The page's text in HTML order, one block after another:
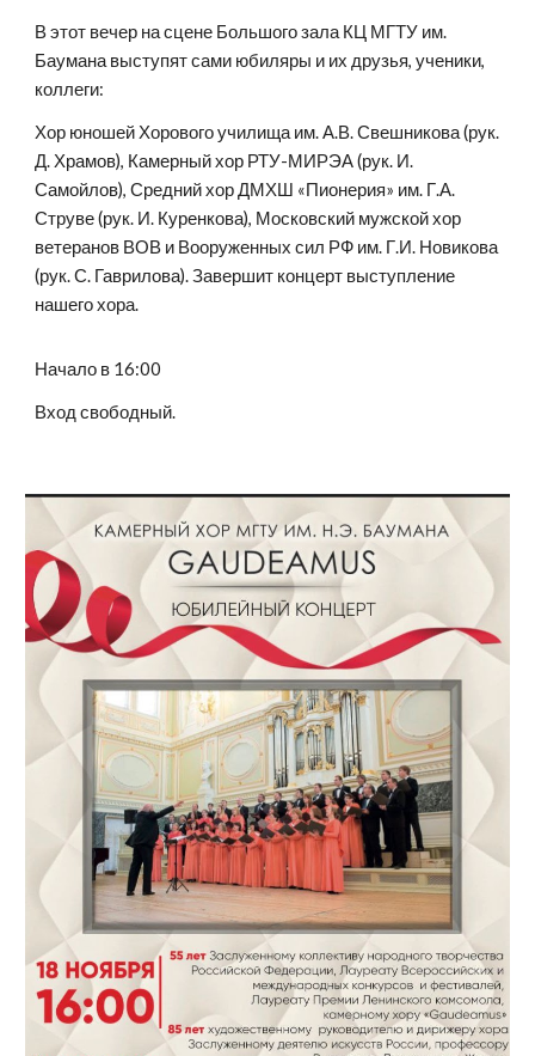
В этот вечер на сцене Большого зала КЦ МГТУ им.
Баумана выступят сами юбиляры и их друзья, ученики,
коллеги:
Хор юношей Хорового училища им. А.В. Свешникова (рук.
Д. Храмов), Камерный хор РТУ-МИРЭА (рук. И.
Самойлов), Средний хор ДМХШ «Пионерия» им. Г.А.
Струве (рук. И. Куренкова), Московский мужской хор
ветеранов ВОВ и Вооруженных сил РФ им. Г.И. Новикова
(рук. С. Гаврилова). Завершит концерт выступление
нашего хора.
Начало в 16:00
Вход свободный.